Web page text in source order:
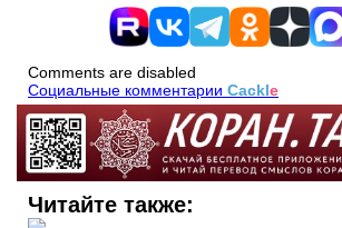
Comments are disabled
Социальные комментарии Cackle
Читайте также: